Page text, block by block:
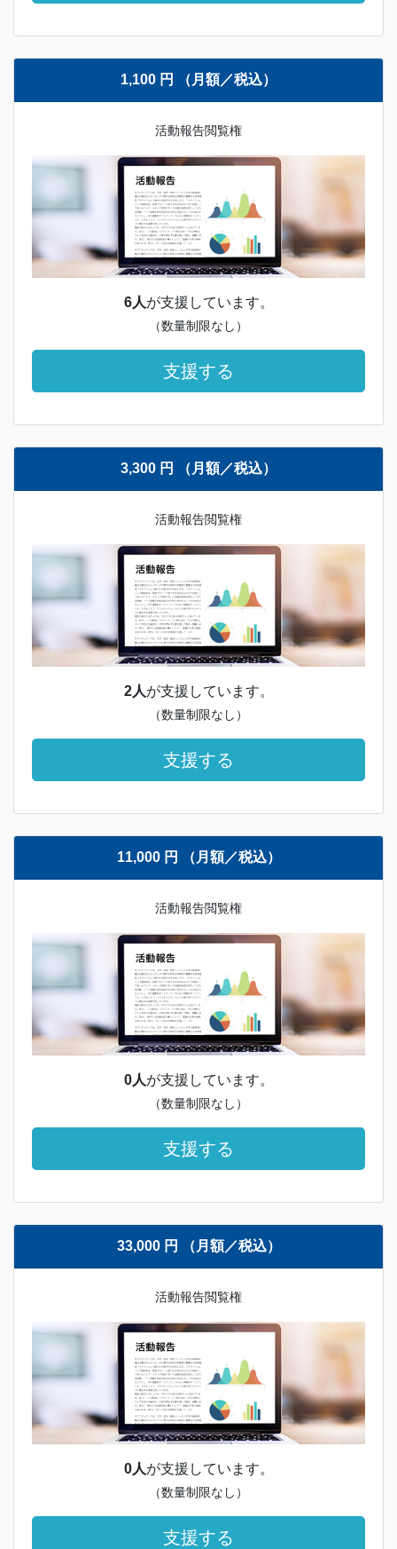
1,100 円 （月額／税込）
活動報告閲覧権
6人が支援しています。
（数量制限なし）
支援する
3,300 円 （月額／税込）
活動報告閲覧権
2人が支援しています。
（数量制限なし）
支援する
11,000 円 （月額／税込）
活動報告閲覧権
0人が支援しています。
（数量制限なし）
支援する
33,000 円 （月額／税込）
活動報告閲覧権
0人が支援しています。
（数量制限なし）
支援する